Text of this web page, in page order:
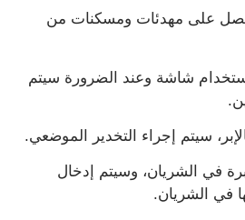
على مهدئات ومسكنات من
شاشة وعند الضرورة سيتم
سيتم إجراء التخدير الموضعي.
في الشريان، وسيتم إدخال
في الشريان.